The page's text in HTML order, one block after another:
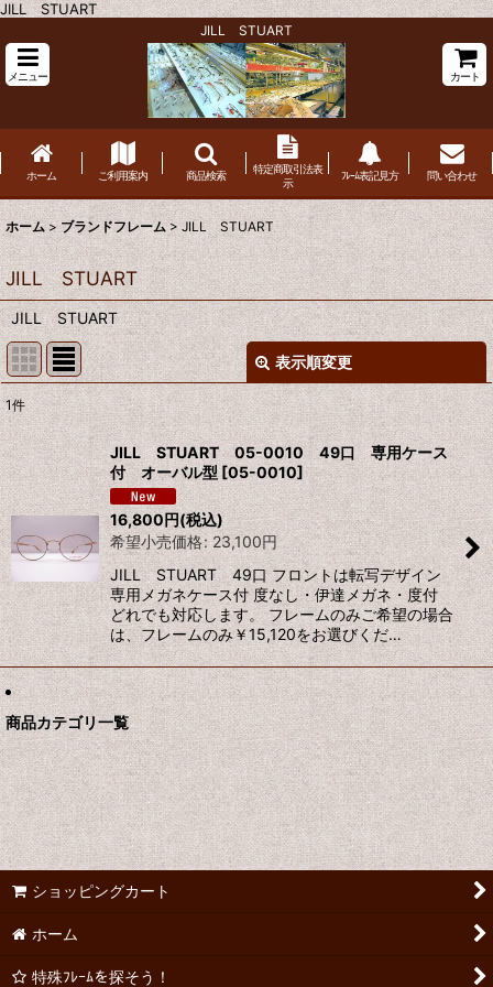
JILL STUART
JILL STUART
メニュー カート
ホーム ご利用案内 商品検索
特定商取引法表
示
ﾌﾚｰﾑ表記見方 問い合わせ
ホーム > ブランドフレーム > JILL STUART
JILL STUART
JILL STUART
表示順変更
表示数:
並び順 :
絞り込む
1件
JILL STUART 05-0010 49口 専用ケース
付 オーバル型 [05-0010]
16,800円(税込)
希望小売価格: 23,100円
JILL STUART 49口 フロントは転写デザイン
専用メガネケース付 度なし・伊達メガネ・度付
どれでも対応します。 フレームのみご希望の場合
は、フレームのみ￥15,120をお選びくだ…
商品カテゴリ一覧
ショッピングカート
ホーム
特殊ﾌﾚｰﾑを探そう！